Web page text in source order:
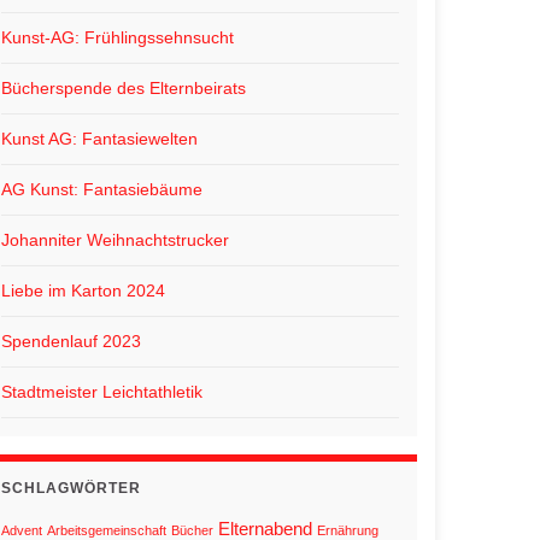
Kunst-AG: Frühlingssehnsucht
Bücherspende des Elternbeirats
Kunst AG: Fantasiewelten
AG Kunst: Fantasiebäume
Johanniter Weihnachtstrucker
Liebe im Karton 2024
Spendenlauf 2023
Stadtmeister Leichtathletik
SCHLAGWÖRTER
Advent Arbeitsgemeinschaft Bücher Elternabend Ernährung